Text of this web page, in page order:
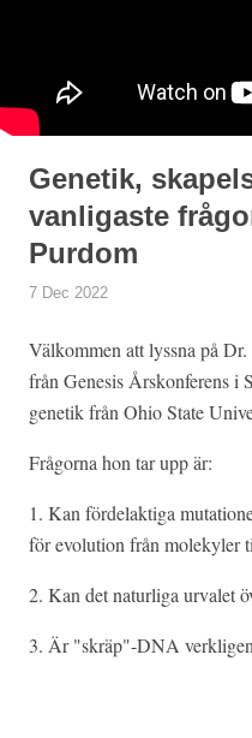
Genetik,
vanligaste
Purdom
7 Dec 2022
Välkommen att lyssna på
från Genesis Årskonferens i
genetik från Ohio State
Frågorna hon tar upp är:
1. Kan fördelaktiga
för evolution från molekyler
2. Kan det naturliga urvalet
3. Är "skräp"-DNA